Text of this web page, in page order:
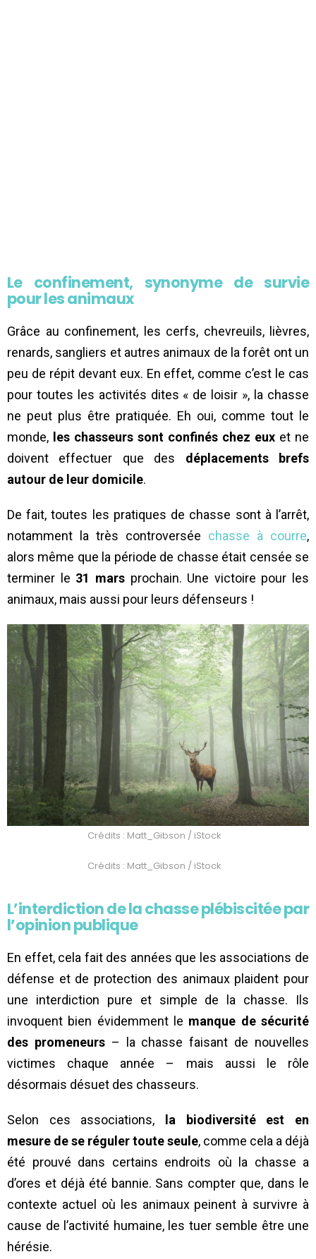
Le confinement, synonyme de survie
pour les animaux
Grâce au confinement, les cerfs, chevreuils, lièvres,
renards, sangliers et autres animaux de la forêt ont un
peu de répit devant eux. En effet, comme c’est le cas
pour toutes les activités dites « de loisir », la chasse
ne peut plus être pratiquée. Eh oui, comme tout le
monde, les chasseurs sont confinés chez eux et ne
doivent effectuer que des déplacements brefs
autour de leur domicile.
De fait, toutes les pratiques de chasse sont à l’arrêt,
notamment la très controversée chasse à courre,
alors même que la période de chasse était censée se
terminer le 31 marsprochain. Une victoire pour les
animaux, mais aussi pour leurs défenseurs !
Crédits : Matt_Gibson / iStock
Crédits : Matt_Gibson / iStock
L’interdiction de la chasse plébiscitée par
l’opinion publique
En effet, cela fait des années que les associations de
défense et de protection des animaux plaident pour
une interdiction pure et simple de la chasse. Ils
invoquent bien évidemment le manque de sécurité
des promeneurs– la chasse faisant de nouvelles
victimes chaque année – mais aussi le rôle
désormais désuet des chasseurs.
Selon ces associations,
la biodiversité est en
mesure de se réguler toute seule, comme cela a déjà
été prouvé dans certains endroits où la chasse a
d’ores et déjà été bannie. Sans compter que, dans le
contexte actuel où les animaux peinent à survivre à
cause de l’activité humaine, les tuer semble être une
hérésie.